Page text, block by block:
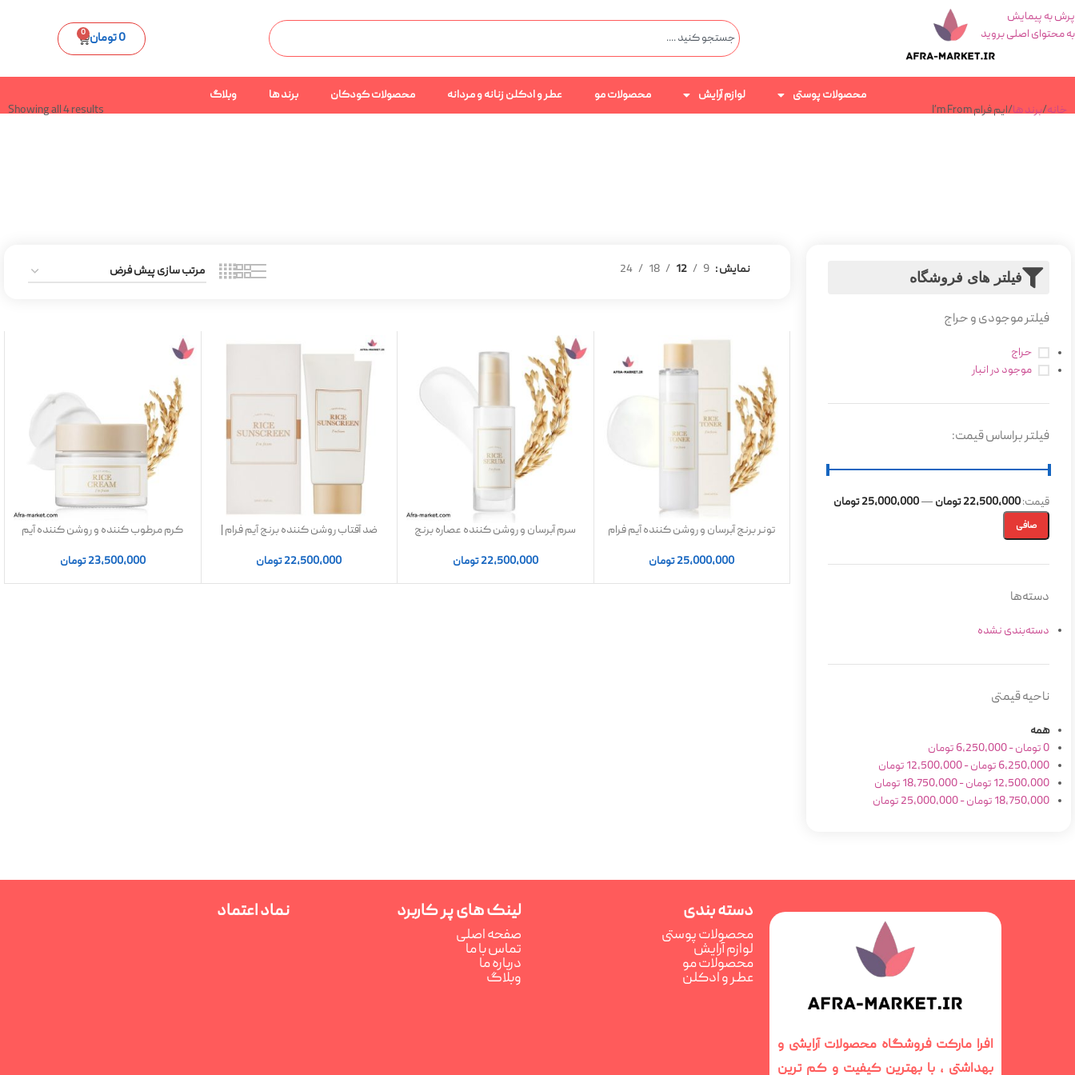
پرش به پیمایش
به محتوای اصلی بروید
0تومان 0
محصولات پوستی لوازم آرایش محصولات مو عطر و ادکلن زنانه و مردانه محصولات کودکان برند ها
وبلاگ
خانه برند ها ایم فرام I’m From Showing all 4 results
فیلتر های فروشگاه
فیلتر موجودی و حراج
حراج
موجود در انبار
فیلتر براساس قیمت:
صافی
قيمت:22,500,000 تومان —25,000,000 تومان
دسته‌ها
دسته‌بندی نشده
ناحیه قیمتی
همه
0تومان-
6,250,000 تومان
6,250,000 تومان-
12,500,000 تومان
12,500,000 تومان-
18,750,000 تومان
18,750,000 تومان-
25,000,000 تومان
نمایش 9
12
18
24
تونر برنج آبرسان و روشن کننده آیم فرام
25,000,000تومان
سرم آبرسان و روشن کننده عصاره برنج
22,500,000تومان
ضد آفتاب روشن کننده برنج آیم فرام ‌‌‌|
22,500,000تومان
کرم مرطوب کننده و روشن کننده آیم
23,500,000تومان
افرا مارکت فروشگاه محصولات آرایشی و
بهداشتی ، با بهترین کیفیت و کم ترین
دسته بندی
محصولات پوستی
لوازم آرایش
محصولات مو
عطر و ادکلن
لینک های پر کاربرد
صفحه اصلی
تماس با ما
درباره ما
وبلاگ
نماد اعتماد